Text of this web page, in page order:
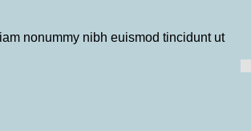
nonummy nibh euismod tincidunt ut